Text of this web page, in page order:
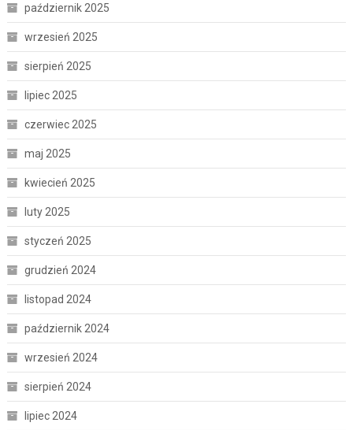
październik 2025
wrzesień 2025
sierpień 2025
lipiec 2025
czerwiec 2025
maj 2025
kwiecień 2025
luty 2025
styczeń 2025
grudzień 2024
listopad 2024
październik 2024
wrzesień 2024
sierpień 2024
lipiec 2024